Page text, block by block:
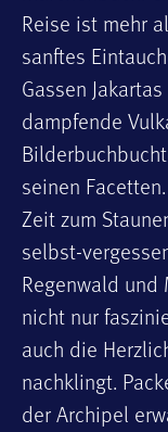
Reise ist mehr
sanftes
Gassen
dampfende
seinen
Zeit zum
selbst-
Regenwald und
nicht nur
auch die
nachklingt.
der Archipel